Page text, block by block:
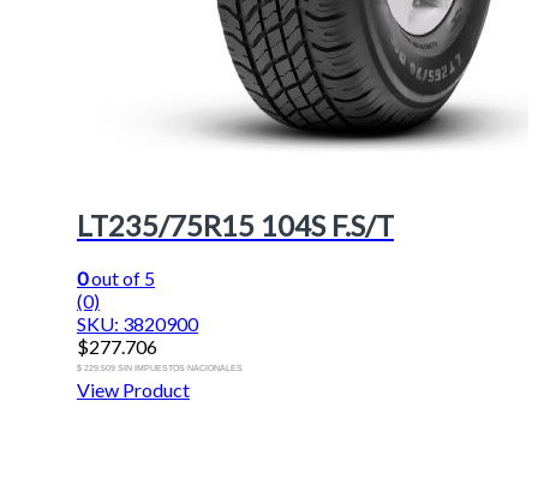
LT235/75R15 104S F.S/T
0out of 5
(0)
SKU: 3820900
$277.706
$ 229.509 SIN IMPUESTOS NACIONALES
View Product